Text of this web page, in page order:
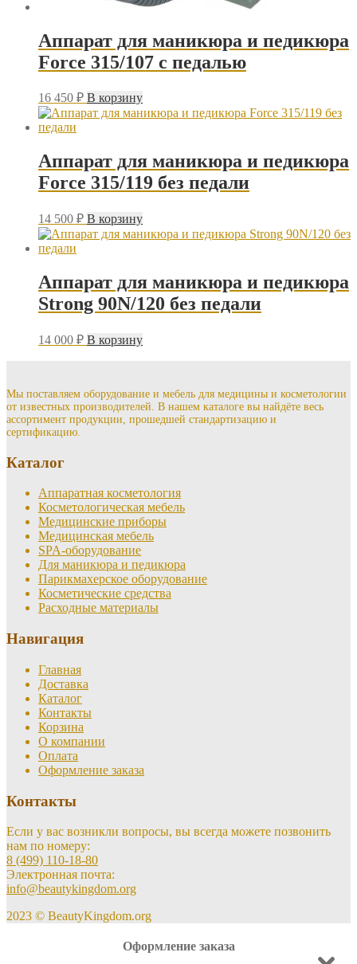
Аппарат для маникюра и педикюра
Force 315/107 с педалью
16 450 ₽ В корзину
Аппарат для маникюра и педикюра
Force 315/119 без педали
14 500 ₽ В корзину
Аппарат для маникюра и педикюра
Strong 90N/120 без педали
14 000 ₽ В корзину
Мы поставляем оборудование и мебель для медицины и косметологии
от известных производителей. В нашем каталоге вы найдёте весь
ассортимент продукции, прошедшей стандартизацию и
сертификацию.
Каталог
Аппаратная косметология
Косметологическая мебель
Медицинские приборы
Медицинская мебель
SPA-оборудование
Для маникюра и педикюра
Парикмахерское оборудование
Косметические средства
Расходные материалы
Навигация
Главная
Доставка
Каталог
Контакты
Корзина
О компании
Оплата
Оформление заказа
Контакты
Если у вас возникли вопросы, вы всегда можете позвонить
нам по номеру:
8 (499) 110-18-80
Электронная почта:
info@beautykingdom.org
2023 © BeautyKingdom.org
Оформление заказа